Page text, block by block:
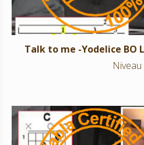
Talk to me -Yodelice BO
Niveau